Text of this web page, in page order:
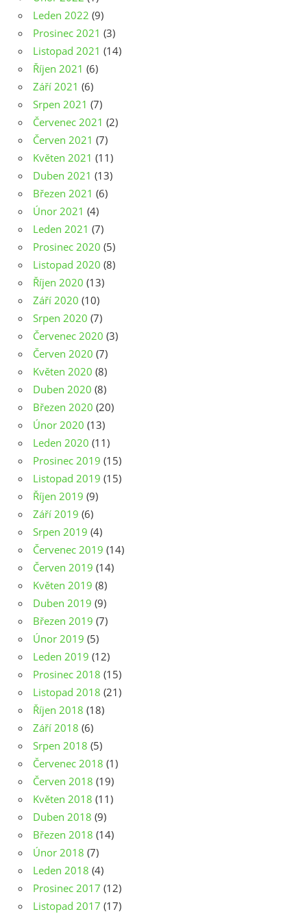
Leden 2022 (9)
Prosinec 2021 (3)
Listopad 2021 (14)
Říjen 2021 (6)
Září 2021 (6)
Srpen 2021 (7)
Červenec 2021 (2)
Červen 2021 (7)
Květen 2021 (11)
Duben 2021 (13)
Březen 2021 (6)
Únor 2021 (4)
Leden 2021 (7)
Prosinec 2020 (5)
Listopad 2020 (8)
Říjen 2020 (13)
Září 2020 (10)
Srpen 2020 (7)
Červenec 2020 (3)
Červen 2020 (7)
Květen 2020 (8)
Duben 2020 (8)
Březen 2020 (20)
Únor 2020 (13)
Leden 2020 (11)
Prosinec 2019 (15)
Listopad 2019 (15)
Říjen 2019 (9)
Září 2019 (6)
Srpen 2019 (4)
Červenec 2019 (14)
Červen 2019 (14)
Květen 2019 (8)
Duben 2019 (9)
Březen 2019 (7)
Únor 2019 (5)
Leden 2019 (12)
Prosinec 2018 (15)
Listopad 2018 (21)
Říjen 2018 (18)
Září 2018 (6)
Srpen 2018 (5)
Červenec 2018 (1)
Červen 2018 (19)
Květen 2018 (11)
Duben 2018 (9)
Březen 2018 (14)
Únor 2018 (7)
Leden 2018 (4)
Prosinec 2017 (12)
Listopad 2017 (17)